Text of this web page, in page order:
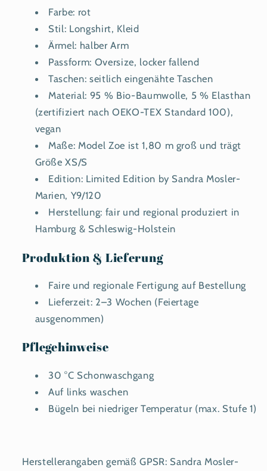
Farbe: rot
Stil: Longshirt, Kleid
Ärmel: halber Arm
Passform: Oversize, locker fallend
Taschen: seitlich eingenähte Taschen
Material: 95 % Bio-Baumwolle, 5 % Elasthan
(zertifiziert nach OEKO-TEX Standard 100),
vegan
Maße: Model Zoe ist 1,80 m groß und trägt
Größe XS/S
Edition: Limited Edition by Sandra Mosler-
Marien, Y9/120
Herstellung: fair und regional produziert in
Hamburg & Schleswig-Holstein
Produktion & Lieferung
Faire und regionale Fertigung auf Bestellung
Lieferzeit: 2–3 Wochen (Feiertage
ausgenommen)
Pflegehinweise
30 °C Schonwaschgang
Auf links waschen
Bügeln bei niedriger Temperatur (max. Stufe 1)
Herstellerangaben gemäß GPSR: Sandra Mosler-